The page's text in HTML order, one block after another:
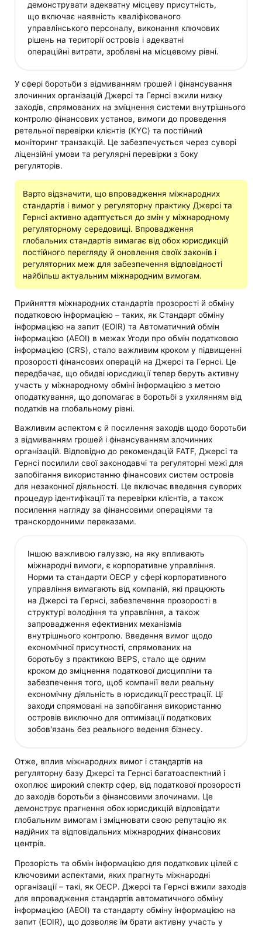
демонструвати адекватну місцеву присутність,
що включає наявність кваліфікованого
управлінського персоналу, виконання ключових
рішень на території островів і адекватні
операційні витрати, зроблені на місцевому рівні.
У сфері боротьби з відмиванням грошей і фінансування
злочинних організацій Джерсі та Гернсі вжили низку
заходів, спрямованих на зміцнення системи внутрішнього
контролю фінансових установ, вимоги до проведення
ретельної перевірки клієнтів (KYC) та постійний
моніторинг транзакцій. Це забезпечується через суворі
ліцензійні умови та регулярні перевірки з боку
регуляторів.
Варто відзначити, що впровадження міжнародних
стандартів і вимог у регуляторну практику Джерсі та
Гернсі активно адаптується до змін у міжнародному
регуляторному середовищі. Впровадження
глобальних стандартів вимагає від обох юрисдикцій
постійного перегляду й оновлення своїх законів і
регуляторних меж для забезпечення відповідності
найбільш актуальним міжнародним вимогам.
Прийняття міжнародних стандартів прозорості й обміну
податковою інформацією – таких, як Стандарт обміну
інформацією на запит (EOIR) та Автоматичний обмін
інформацією (AEOI) в межах Угоди про обмін податковою
інформацією (CRS), стало важливим кроком у підвищенні
прозорості фінансових операцій на Джерсі та Гернсі. Це
передбачає, що обидві юрисдикції тепер беруть активну
участь у міжнародному обміні інформацією з метою
оподаткування, що допомагає в боротьбі з ухилянням від
податків на глобальному рівні.
Важливим аспектом є й посилення заходів щодо боротьби
з відмиванням грошей і фінансуванням злочинних
організацій. Відповідно до рекомендацій FATF, Джерсі та
Гернсі посилили свої законодавчі та регуляторні межі для
запобігання використанню фінансових систем островів
для незаконної діяльності. Це включає введення суворих
процедур ідентифікації та перевірки клієнтів, а також
посилення нагляду за фінансовими операціями та
транскордонними переказами.
Іншою важливою галуззю, на яку впливають
міжнародні вимоги, є корпоративне управління.
Норми та стандарти ОЕСР у сфері корпоративного
управління вимагають від компаній, які працюють
на Джерсі та Гернсі, забезпечення прозорості в
структурі володіння та управління, а також
запровадження ефективних механізмів
внутрішнього контролю. Введення вимог щодо
економічної присутності, спрямованих на
боротьбу з практикою BEPS, стало ще одним
кроком до зміцнення податкової дисципліни та
забезпечення того, щоб компанії вели реальну
економічну діяльність в юрисдикції реєстрації. Ці
заходи спрямовані на запобігання використанню
островів виключно для оптимізації податкових
зобов'язань без реального ведення бізнесу.
Отже, вплив міжнародних вимог і стандартів на
регуляторну базу Джерсі та Гернсі багатоаспектний і
охоплює широкий спектр сфер, від податкової прозорості
до заходів боротьби з фінансовими злочинами. Це
демонструє прагнення обох юрисдикцій відповідати
глобальним вимогам і зміцнювати свою репутацію як
надійних та відповідальних міжнародних фінансових
центрів.
Прозорість та обмін інформацією для податкових цілей є
ключовими аспектами, яких прагнуть міжнародні
організації – такі, як ОЕСР. Джерсі та Гернсі вжили заходів
для впровадження стандартів автоматичного обміну
інформацією (AEOI) та стандарту обміну інформацією на
запит (EOIR), що дозволяє їм брати активну участь у